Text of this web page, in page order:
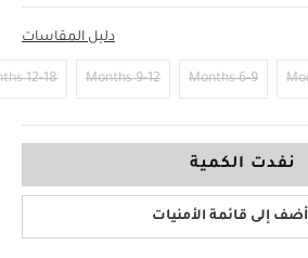
دليل المقاسات
6-9 Months
9-12 Months
12-18 Months
نفدت الكمية
أضف إلى قائمة الأمنيات